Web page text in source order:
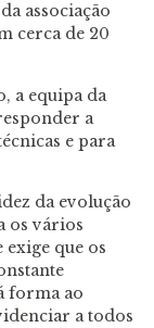
associação
cerca de 20
a equipa da
a
e para
da evolução
os vários
exige que os
forma ao
a todos